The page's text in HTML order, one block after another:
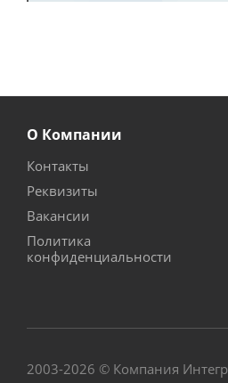
О Компании
Контакты
Реквизиты
Вакансии
Политика
конфиденциальности
2003-2026 © Компания